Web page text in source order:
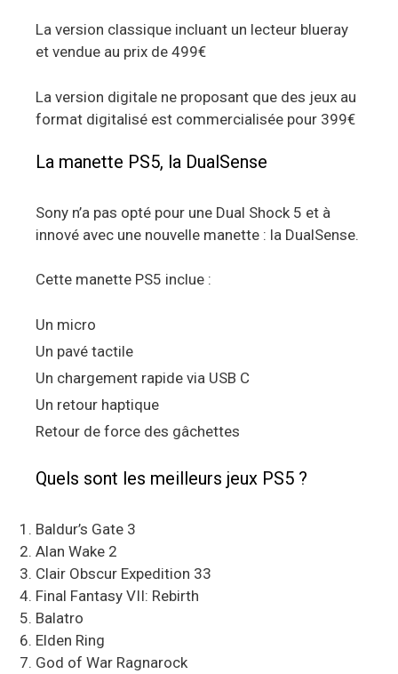
La version classique incluant un lecteur blueray
et vendue au prix de 499€
La version digitale ne proposant que des jeux au
format digitalisé est commercialisée pour 399€
La manette PS5, la DualSense
Sony n’a pas opté pour une Dual Shock 5 et à
innové avec une nouvelle manette : la DualSense.
Cette manette PS5 inclue :
Un micro
Un pavé tactile
Un chargement rapide via USB C
Un retour haptique
Retour de force des gâchettes
Quels sont les meilleurs jeux PS5 ?
Baldur’s Gate 3
Alan Wake 2
Clair Obscur Expedition 33
Final Fantasy VII: Rebirth
Balatro
Elden Ring
God of War Ragnarock